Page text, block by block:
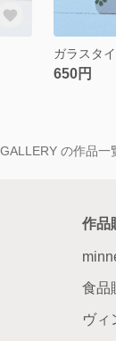
ガラスタ
650円
の作品一
作品
食品
ヴィ